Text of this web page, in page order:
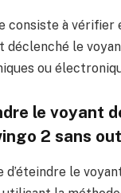
consiste à vérifier
déclenché le
ou
le voyant
2 sans
d’éteindre le